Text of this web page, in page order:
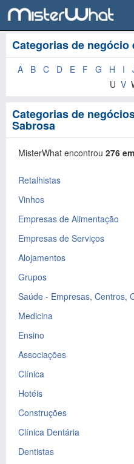
Categorias de negócio
A B C D E F G H I
U V
Categorias de
Sabrosa
MisterWhat encontrou 276
Retalhistas
Vinhos
Empresas de Alimentação
Empresas de Serviços
Alojamentos
Grupos
Saúde - Empresas, Centros,
Medicina
Ensino
Associações
Clínica
Hotéis
Construções
Clínica Dentária
Dentistas